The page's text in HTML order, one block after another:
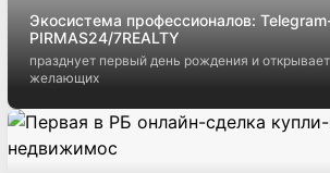
Экосистема профессионалов:
PIRMAS24/7REALTY
празднует первый день рождения и
желающих